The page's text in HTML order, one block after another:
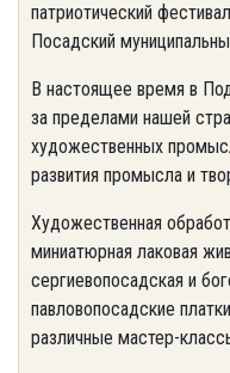
патриотический
Посадский
В настоящее время в
за пределами нашей
художественных
развития промысла и
Художественная
миниатюрная лаковая
сергиевопосадская и
павловопосадские
различные мастер-